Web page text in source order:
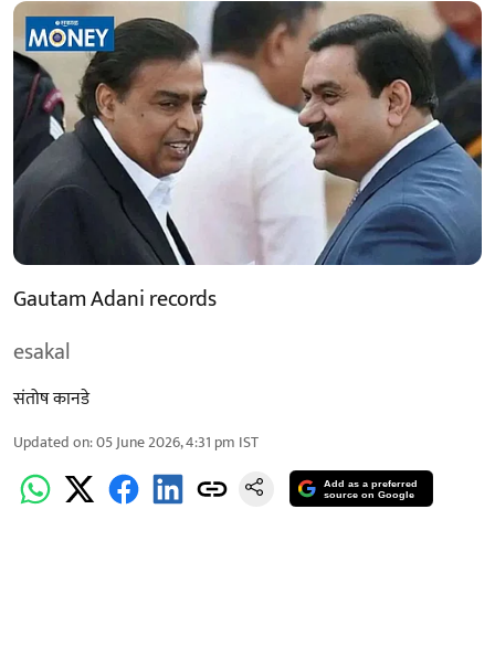
Gautam Adani records
esakal
संतोष कानडे
Updated on:05 June 2026, 4:31 pm IST
Add as a preferred
source on Google